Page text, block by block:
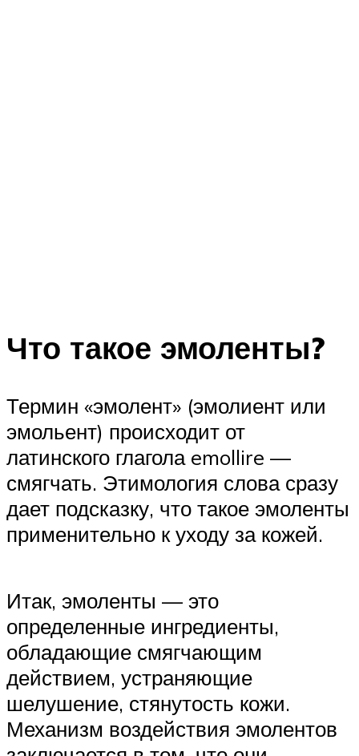
Что такое эмоленты?
Термин «эмолент» (эмолиент или
эмольент) происходит от
латинского глагола emollire —
смягчать. Этимология слова сразу
дает подсказку, что такое эмоленты
применительно к уходу за кожей.
Итак, эмоленты — это
определенные ингредиенты,
обладающие смягчающим
действием, устраняющие
шелушение, стянутость кожи.
Механизм воздействия эмолентов